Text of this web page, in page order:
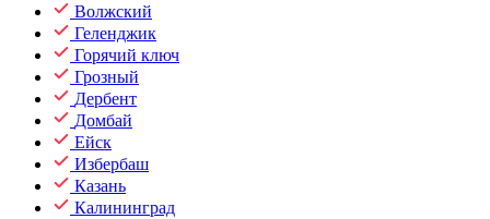
Волжский
Геленджик
Горячий ключ
Грозный
Дербент
Домбай
Ейск
Избербаш
Казань
Калининград